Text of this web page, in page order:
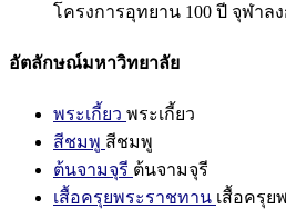
โครงการอุทยาน 100 ปี จุฬา
อัตลักษณ์มหาวิทยาลัย
พระเกี้ยว พระเกี้ยว
สีชมพู สีชมพู
ต้นจามจุรี ต้นจามจุรี
เสื้อครุยพระราชทาน เสื้อครุย